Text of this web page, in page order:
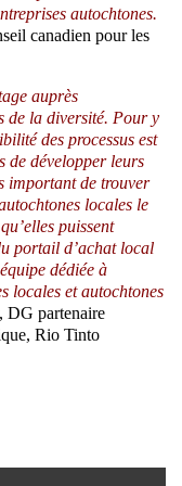
autochtones.
canadien pour les
auprès
de la diversité. Pour y
des processus est
de développer leurs
important de trouver
locales le
puissent
portail d’achat local
dédiée à
locales et autochtones
DG partenaire
Rio Tinto